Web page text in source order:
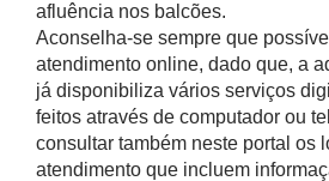
afluência nos balcões.
Aconselha-se sempre que
atendimento online, dado que, a
já disponibiliza vários serviços
feitos através de computador ou
consultar também neste portal os
atendimento que incluem